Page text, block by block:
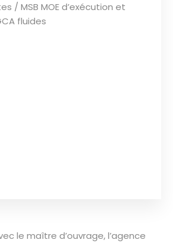
/ MSB MOE d’exécution et
fluides
le maître d’ouvrage, l’agence